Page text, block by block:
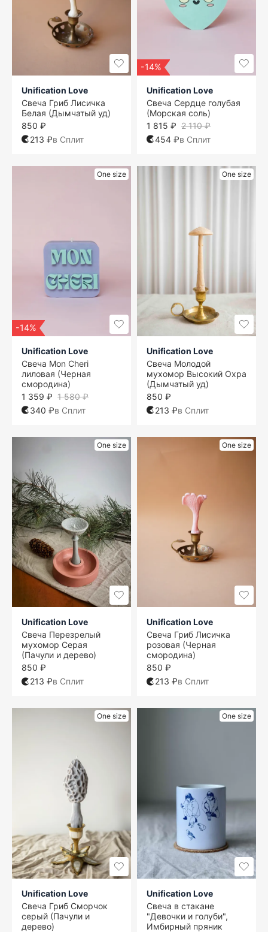
Unification Love
Свеча Гриб Лисичка
Белая (Дымчатый уд)
850 ₽
213 ₽в Сплит
-14%
Unification Love
Свеча Сердце голубая
(Морская соль)
2 110 ₽
1 815 ₽
454 ₽в Сплит
One size
-14%
Unification Love
Свеча Mon Cheri
лиловая (Черная
смородина)
1 580 ₽
1 359 ₽
340 ₽в Сплит
One size
Unification Love
Свеча Молодой
мухомор Высокий Охра
(Дымчатый уд)
850 ₽
213 ₽в Сплит
One size
Unification Love
Свеча Перезрелый
мухомор Серая
(Пачули и дерево)
850 ₽
213 ₽в Сплит
One size
Unification Love
Свеча Гриб Лисичка
розовая (Черная
смородина)
850 ₽
213 ₽в Сплит
One size
Unification Love
Свеча Гриб Сморчок
серый (Пачули и
дерево)
One size
Unification Love
Свеча в стакане
"Девочки и голуби",
Имбирный пряник